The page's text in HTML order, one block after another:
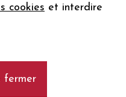
cookies et interdire
fermer
de recevoir la newsletter de la